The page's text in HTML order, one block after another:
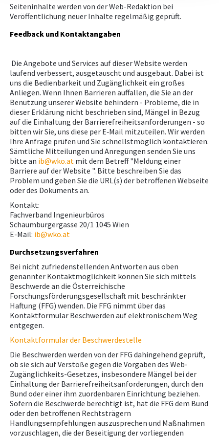
Seiteninhalte werden von der Web-Redaktion bei
Veröffentlichung neuer Inhalte regelmäßig geprüft.
Feedback und Kontaktangaben
Die Angebote und Services auf dieser Website werden
laufend verbessert, ausgetauscht und ausgebaut. Dabei ist
uns die Bedienbarkeit und Zugänglichkeit ein großes
Anliegen. Wenn Ihnen Barrieren auffallen, die Sie an der
Benutzung unserer Website behindern - Probleme, die in
dieser Erklärung nicht beschrieben sind, Mängel in Bezug
auf die Einhaltung der Barrierefreiheitsanforderungen - so
bitten wir Sie, uns diese per E‑Mail mitzuteilen. Wir werden
Ihre Anfrage prüfen und Sie schnellstmöglich kontaktieren.
Sämtliche Mitteilungen und Anregungen senden Sie uns
bitte an ib@wko.at mit dem Betreff "Meldung einer
Barriere auf der Website ". Bitte beschreiben Sie das
Problem und geben Sie die URL(s) der betroffenen Webseite
oder des Dokuments an.
Kontakt:
Fachverband Ingenieurbüros
Schaumburgergasse 20/1 1045 Wien
E-Mail: ib@wko.at
Durchsetzungsverfahren
Bei nicht zufriedenstellenden Antworten aus oben
genannter Kontaktmöglichkeit können Sie sich mittels
Beschwerde an die Österreichische
Forschungsförderungsgesellschaft mit beschränkter
Haftung (FFG) wenden. Die FFG nimmt über das
Kontaktformular Beschwerden auf elektronischem Weg
entgegen.
Kontaktformular der Beschwerdestelle
Die Beschwerden werden von der FFG dahingehend geprüft,
ob sie sich auf Verstöße gegen die Vorgaben des Web-
Zugänglichkeits-Gesetzes, insbesondere Mängel bei der
Einhaltung der Barrierefreiheitsanforderungen, durch den
Bund oder einer ihm zuordenbaren Einrichtung beziehen.
Sofern die Beschwerde berechtigt ist, hat die FFG dem Bund
oder den betroffenen Rechtsträgern
Handlungsempfehlungen auszusprechen und Maßnahmen
vorzuschlagen, die der Beseitigung der vorliegenden